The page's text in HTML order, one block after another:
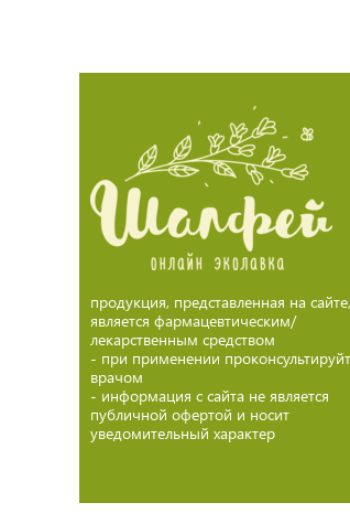
продукция, представленная на
является фармацевтическим/
лекарственным средством
- при применении
врачом
- информация с сайта не является
публичной офертой и носит
уведомительный характер